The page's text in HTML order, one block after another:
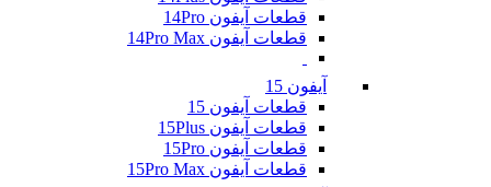
قطعات آیفون 14Pro
قطعات آیفون 14Pro Max
آیفون 15
قطعات آیفون 15
قطعات آیفون 15Plus
قطعات آیفون 15Pro
قطعات آیفون 15Pro Max